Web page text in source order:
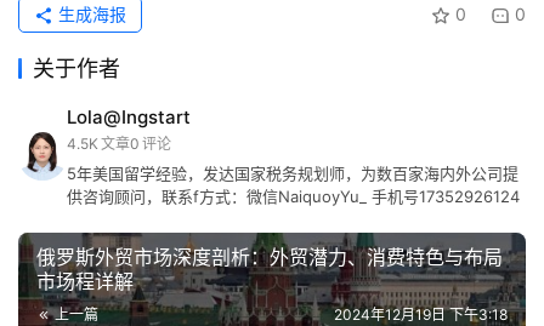
0 0
生成海报
关于作者
Lola@Ingstart
4.5K 文章0 评论
5年美国留学经验，发达国家税务规划师，为数百家海内外公司提
供咨询顾问，联系f方式：微信NaiquoyYu_ 手机号17352926124
俄罗斯外贸市场深度剖析：外贸潜力、消费特色与布局
市场程详解
上一篇 2024年12月19日 下午3:18